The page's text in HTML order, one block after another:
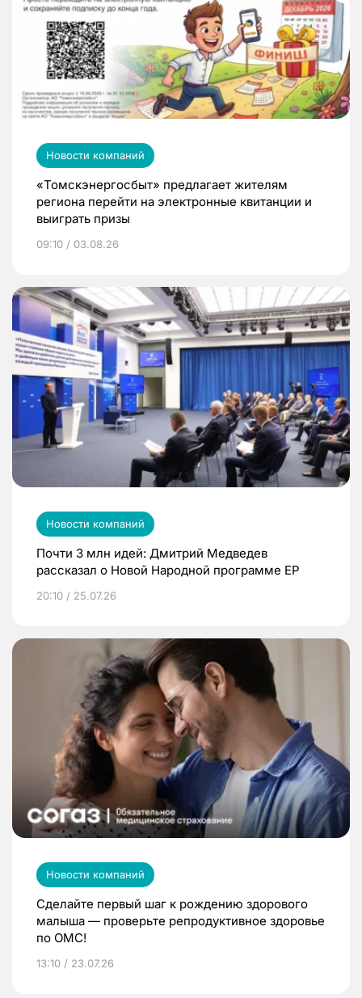
Новости компаний
«Томскэнергосбыт» предлагает жителям
региона перейти на электронные квитанции и
выиграть призы
09:10 / 03.08.26
Новости компаний
Почти 3 млн идей: Дмитрий Медведев
рассказал о Новой Народной программе ЕР
20:10 / 25.07.26
Новости компаний
Сделайте первый шаг к рождению здорового
малыша — проверьте репродуктивное здоровье
по ОМС!
13:10 / 23.07.26